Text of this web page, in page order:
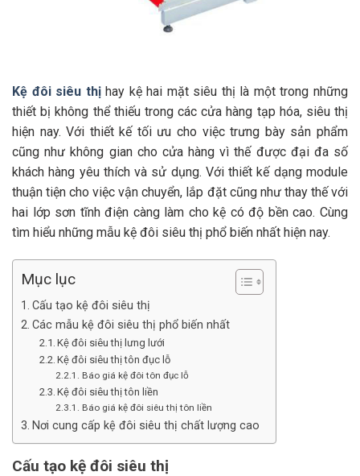
Kệ đôi siêu thịhay kệ hai mặt siêu thị là một trong những
thiết bị không thể thiếu trong các cửa hàng tạp hóa, siêu thị
hiện nay. Với thiết kế tối ưu cho việc trưng bày sản phẩm
cũng như không gian cho cửa hàng vì thế được đại đa số
khách hàng yêu thích và sử dụng. Với thiết kế dạng module
thuận tiện cho việc vận chuyển, lắp đặt cũng như thay thế với
hai lớp sơn tĩnh điện càng làm cho kệ có độ bền cao. Cùng
tìm hiểu những mẫu kệ đôi siêu thị phổ biến nhất hiện nay.
Mục lục
Cấu tạo kệ đôi siêu thị
Các mẫu kệ đôi siêu thị phổ biến nhất
Kệ đôi siêu thị lưng lưới
Kệ đôi siêu thị tôn đục lỗ
Báo giá kệ đôi tôn đục lỗ
Kệ đôi siêu thị tôn liền
Báo giá kệ đôi siêu thị tôn liền
Nơi cung cấp kệ đôi siêu thị chất lượng cao
Cấu tạo kệ đôi siêu thị